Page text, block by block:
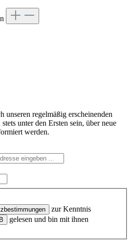
unseren regelmäßig erscheinenden
unter den Ersten sein, über neue
werden.
zur Kenntnis
gelesen und bin mit ihnen